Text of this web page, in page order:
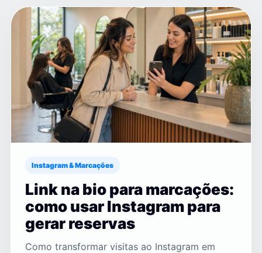
Instagram & Marcações
Link na bio para marcações:
como usar Instagram para
gerar reservas
Como transformar visitas ao Instagram em